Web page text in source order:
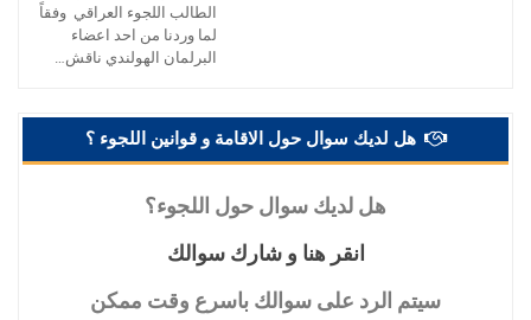
الطالب اللجوء العراقي وفقاً
لما وردنا من احد اعضاء
البرلمان الهولندي ناقش…
هل لديك سوال حول الاقامة و قوانين اللجوء ؟
هل لديك سوال حول اللجوء؟
انقر هنا و شارك سوالك
سيتم الرد على سوالك باسرع وقت ممكن